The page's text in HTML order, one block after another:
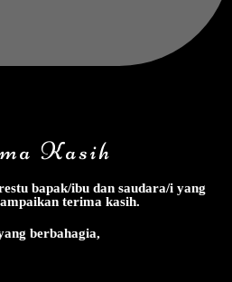
Kasih
bapak/ibu dan saudara/i yang
terima kasih.
berbahagia,